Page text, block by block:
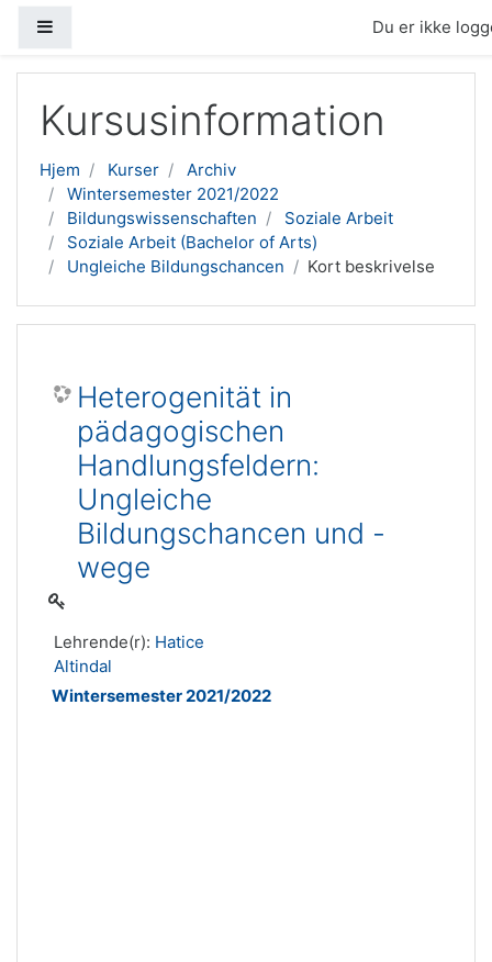
Du er ikke
Kursusinformation
Hjem Kurser
Archiv
Wintersemester 2021/2022
Bildungswissenschaften
Soziale Arbeit
Soziale Arbeit (Bachelor of Arts)
Ungleiche Bildungschancen
Kort beskrivelse
Heterogenität in
pädagogischen
Handlungsfeldern:
Ungleiche
Bildungschancen und -
wege
Lehrende(r): Hatice
Altindal
Wintersemester 2021/2022